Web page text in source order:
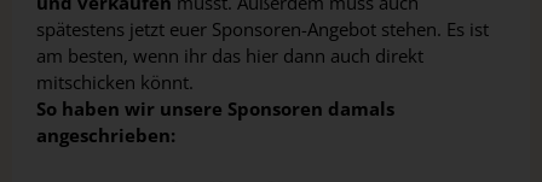
spätestens jetzt euer Sponsoren-Angebot stehen. Es ist
am besten, wenn ihr das hier dann auch direkt
mitschicken könnt.
So haben wir unsere Sponsoren damals
angeschrieben: